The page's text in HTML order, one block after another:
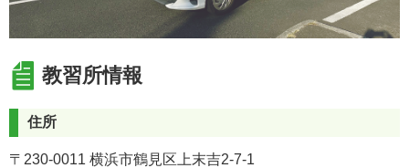
何卒ご了承ください。
教習所情報
住所
〒230-0011 横浜市鶴見区上末吉2-7-1